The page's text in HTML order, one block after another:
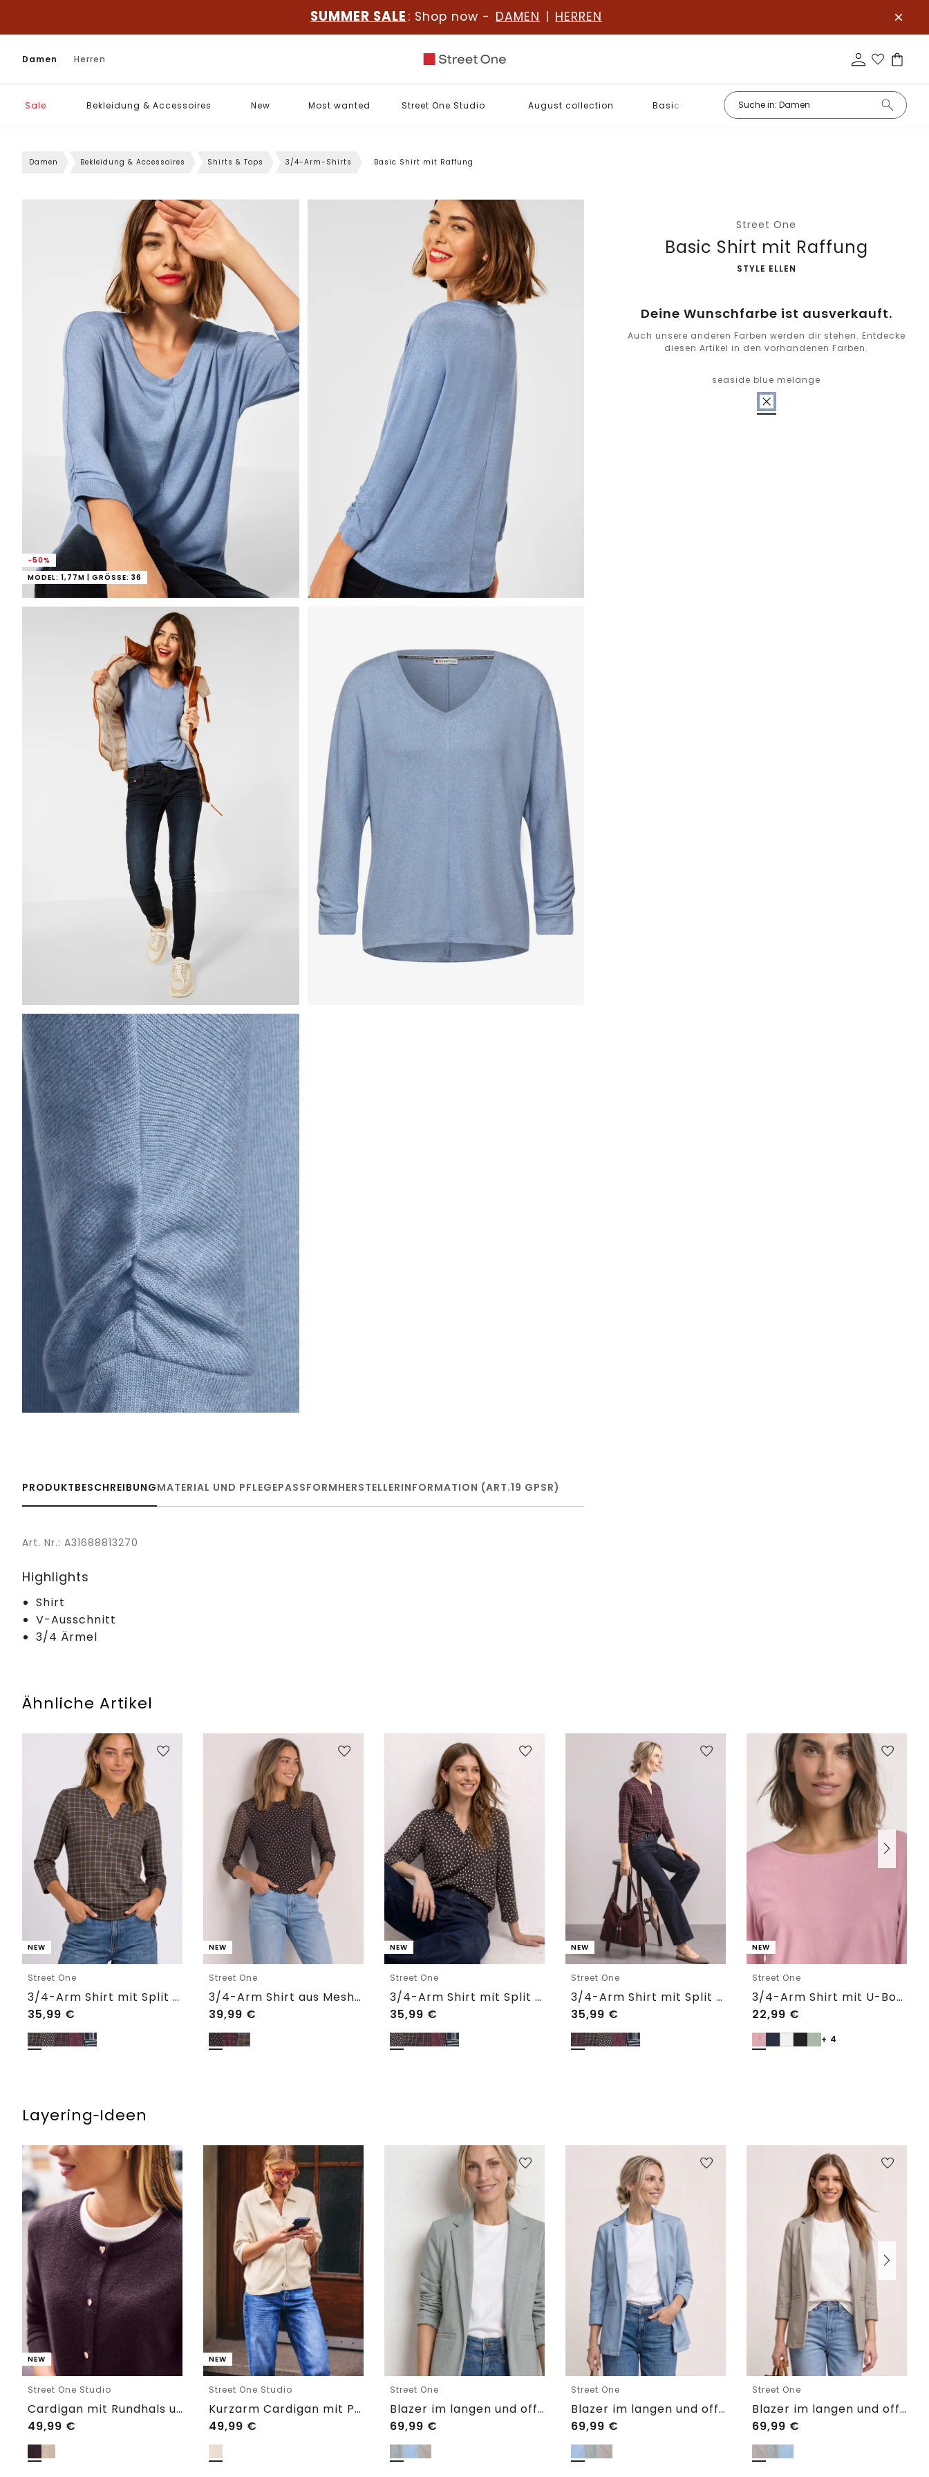
SUMMER SALE : Shop now - DAMEN | HERREN
Damen Herren
Sale Bekleidung & Accessoires New Most wanted Street One Studio August collection Basics
Damen Bekleidung & Accessoires Shirts & Tops 3/4-Arm-Shirts Basic Shirt mit Raffung
-50%
MODEL: 1,77M | GRÖSSE: 36
Street One
Basic Shirt mit Raffung
-
STYLE ELLEN
Deine Wunschfarbe ist ausverkauft.
Auch unsere anderen Farben werden dir stehen. Entdecke
diesen Artikel in den vorhandenen Farben.
seaside blue melange
PRODUKTBESCHREIBUNGMATERIAL UND PFLEGEPASSFORMHERSTELLERINFORMATION (ART.19 GPSR)
Art. Nr.: A31688813270
Highlights
Shirt
V-Ausschnitt
3/4 Ärmel
Ähnliche Artikel
NEW
Street One
3/4-Arm Shirt mit Split Neck und Print
35,99 €
NEW
Street One
3/4-Arm Shirt aus Mesh mit Print
39,99 €
NEW
Street One
3/4-Arm Shirt mit Split Neck und Print
35,99 €
NEW
Street One
3/4-Arm Shirt mit Split Neck und Print
35,99 €
NEW
Street One
3/4-Arm Shirt mit U-Boot-Ausschnitt
22,99 €
+ 4
Layering‑Ideen
NEW
Street One Studio
Cardigan mit Rundhals und Knöpfen
49,99 €
NEW
Street One Studio
Kurzarm Cardigan mit Polokragen
49,99 €
Street One
Blazer im langen und offenen Schnitt
69,99 €
Street One
Blazer im langen und offenen Schnitt
69,99 €
Street One
Blazer im langen und offenen Schnitt
69,99 €